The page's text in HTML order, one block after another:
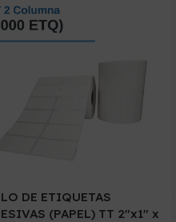
DE ETIQUETAS
(PAPEL) TT 2″x1″ x